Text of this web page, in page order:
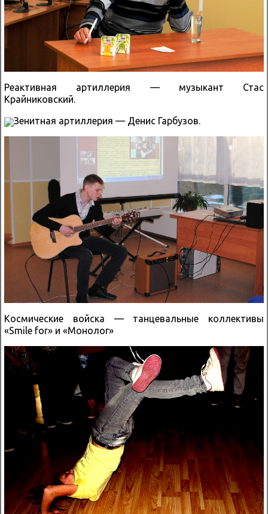
Реактивная артиллерия — музыкант Стас
Крайниковский.
Зенитная артиллерия — Денис Гарбузов.
Космические войска — танцевальные коллективы
«Smile for» и «Монолог»